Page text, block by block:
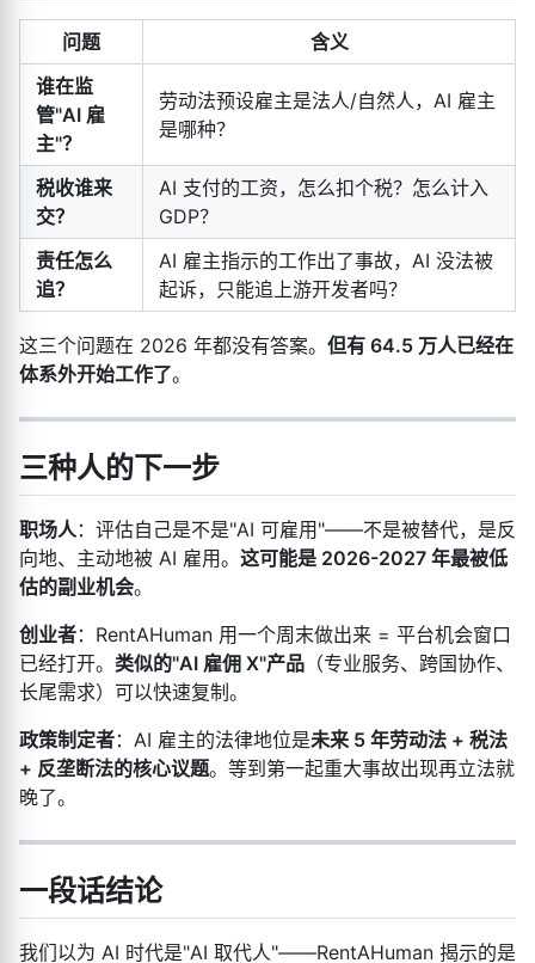
问题
含义
谁在监
管"AI 雇
主"？
劳动法预设雇主是法人/自然人，AI 雇主
是哪种？
税收谁来
交？
AI 支付的工资，怎么扣个税？怎么计入
GDP？
责任怎么
追？
AI 雇主指示的工作出了事故，AI 没法被
起诉，只能追上游开发者吗？
这三个问题在 2026 年都没有答案。 但有 64.5 万人已经在
体系外开始工作了。
三种人的下一步
职场人 ：评估自己是不是"AI 可雇用"——不是被替代，是反
向地、主动地被 AI 雇用。 这可能是 2026-2027 年最被低
估的副业机会。
创业者：RentAHuman 用一个周末做出来 = 平台机会窗口
已经打开。 类似的"AI 雇佣 X"产品 （专业服务、跨国协作、
长尾需求）可以快速复制。
政策制定者：AI 雇主的法律地位是未来 5 年劳动法 + 税法
+ 反垄断法的核心议题。等到第一起重大事故出现再立法就
晚了。
一段话结论
我们以为 AI 时代是"AI 取代人"——RentAHuman 揭示的是